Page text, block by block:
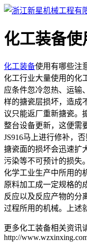
化工装备
化工装备使用有哪些注
化工行业大量使用的化
应条件忽冷忽热、运输
样的搪瓷层损坏，造成
议只能返厂重新搪瓷。
整台设备更新，这便需
JS916马上进行修补，
搪瓷面的损坏会迅速扩
污染等不可预计的损失
化学工业生产中所用的
原料加工成一定规格的
反应以及反应产物的分
过程所用的机械。上述
更多化工装备相关资讯
http://